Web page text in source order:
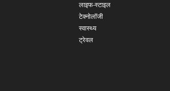
लाइफ-स्टाइल
टेक्नोलॉजी
स्वास्थ्य
ट्रेवल